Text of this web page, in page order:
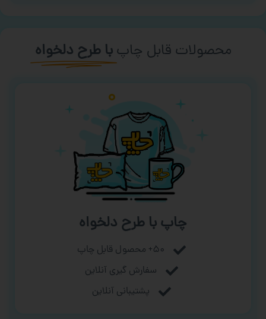
محصولات قابل چاپ با طرح دلخواه
چاپ با طرح دلخواه
۵۰+ محصول قابل چاپ
سفارش گیری آنلاین
پشتیبانی آنلاین